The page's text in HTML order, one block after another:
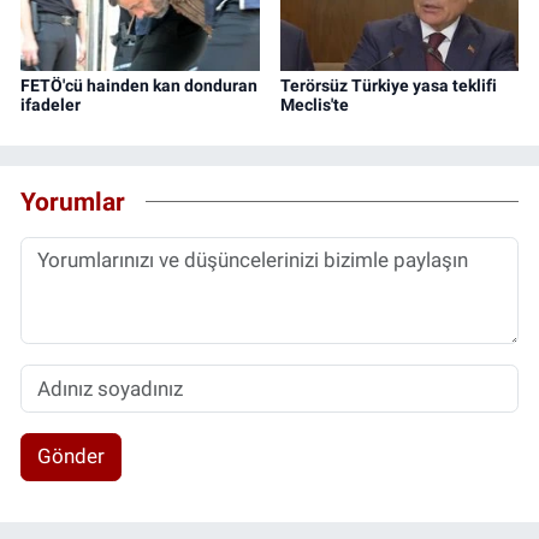
FETÖ'cü hainden kan donduran
ifadeler
Terörsüz Türkiye yasa teklifi
Meclis'te
Yorumlar
Gönder